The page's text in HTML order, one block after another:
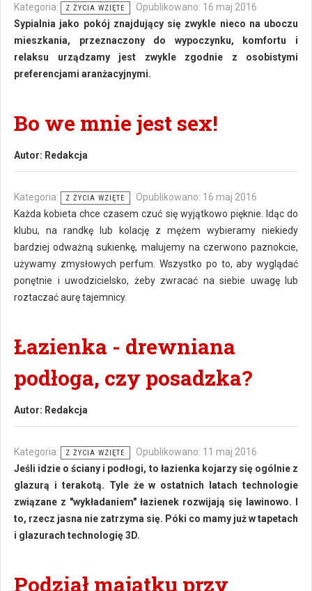
Kategoria: Z ŻYCIA WZIĘTE
Opublikowano: 16 maj 2016
Sypialnia jako pokój znajdujący się zwykle nieco na uboczu
mieszkania, przeznaczony do wypoczynku, komfortu i
relaksu urządzamy jest zwykle zgodnie z osobistymi
preferencjami aranżacyjnymi.
Bo we mnie jest sex!
Autor: Redakcja
Kategoria: Z ŻYCIA WZIĘTE
Opublikowano: 16 maj 2016
Każda kobieta chce czasem czuć się wyjątkowo pięknie. Idąc do
klubu, na randkę lub kolację z mężem wybieramy niekiedy
bardziej odważną sukienkę, malujemy na czerwono paznokcie,
używamy zmysłowych perfum. Wszystko po to, aby wyglądać
ponętnie i uwodzicielsko, żeby zwracać na siebie uwagę lub
roztaczać aurę tajemnicy.
Łazienka - drewniana
podłoga, czy posadzka?
Autor: Redakcja
Kategoria: Z ŻYCIA WZIĘTE
Opublikowano: 11 maj 2016
Jeśli idzie o ściany i podłogi, to łazienka kojarzy się ogólnie z
glazurą i terakotą. Tyle że w ostatnich latach technologie
związane z "wykładaniem" łazienek rozwijają się lawinowo. I
to, rzecz jasna nie zatrzyma się. Póki co mamy już w tapetach
i glazurach technologię 3D.
Podział majątku przy